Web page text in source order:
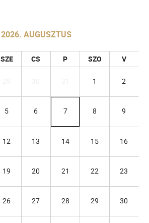
2026. AUGUSZTUS
SZE CS P SZO V
1 2
5 6 7 8 9
12 13 14 15 16
19 20 21 22 23
26 27 28 29 30